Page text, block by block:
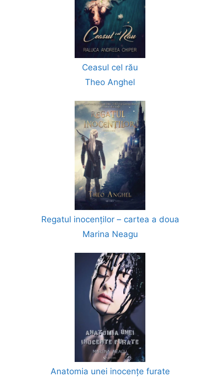
Ceasul cel rău
Theo Anghel
Regatul inocenților – cartea a doua
Marina Neagu
Anatomia unei inocențe furate